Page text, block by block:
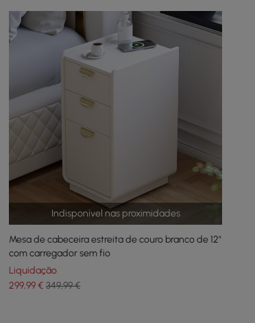
Indisponível nas proximidades
Mesa de cabeceira estreita de couro branco de 12"
com carregador sem fio
Liquidação
299,99€ 349,99 €